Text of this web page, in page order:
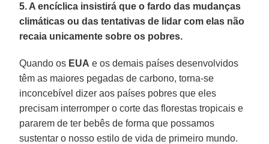
5. A encíclica insistirá que o fardo das mudanças
climáticas ou das tentativas de lidar com elas não
recaia unicamente sobre os pobres.
Quando os EUA e os demais países desenvolvidos
têm as maiores pegadas de carbono, torna-se
inconcebível dizer aos países pobres que eles
precisam interromper o corte das florestas tropicais e
pararem de ter bebês de forma que possamos
sustentar o nosso estilo de vida de primeiro mundo.